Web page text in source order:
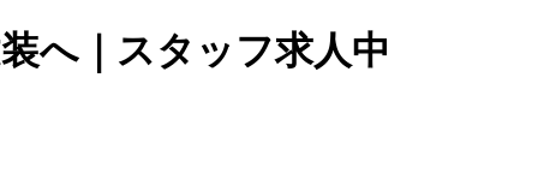
へ｜スタッフ求人中